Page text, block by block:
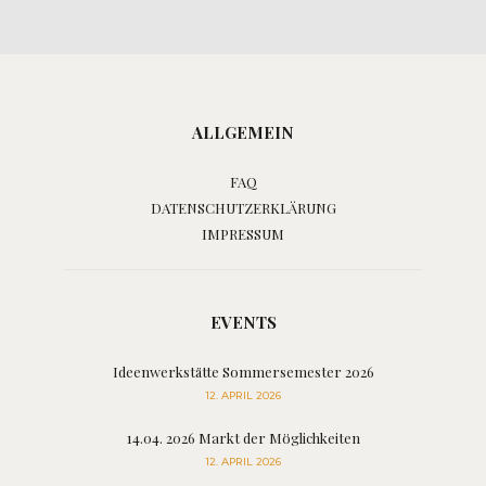
ALLGEMEIN
FAQ
DATENSCHUTZERKLÄRUNG
IMPRESSUM
EVENTS
Ideenwerkstätte Sommersemester 2026
12. APRIL 2026
14.04. 2026 Markt der Möglichkeiten
12. APRIL 2026